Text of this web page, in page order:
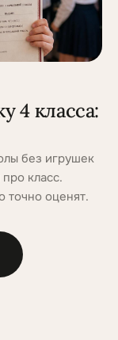
4 класса:
без игрушек
класс.
точно оценят.